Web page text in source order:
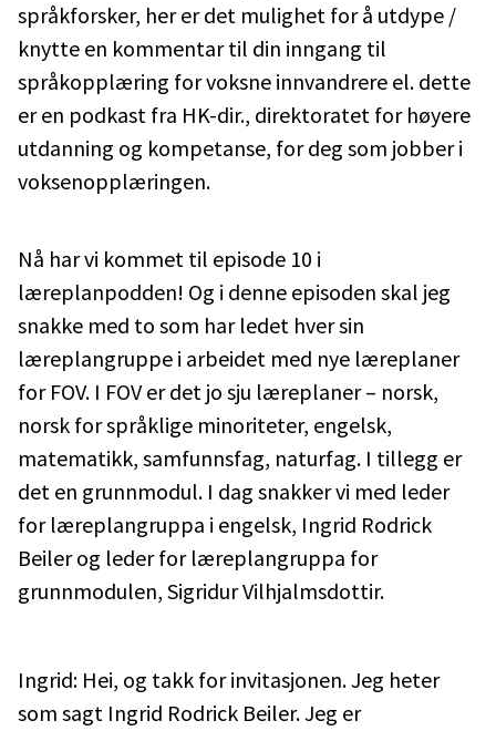
språkforsker, her er det mulighet for å utdype /
knytte en kommentar til din inngang til
språkopplæring for voksne innvandrere el. dette
er en podkast fra HK-dir., direktoratet for høyere
utdanning og kompetanse, for deg som jobber i
voksenopplæringen.
Nå har vi kommet til episode 10 i
læreplanpodden! Og i denne episoden skal jeg
snakke med to som har ledet hver sin
læreplangruppe i arbeidet med nye læreplaner
for FOV. I FOV er det jo sju læreplaner – norsk,
norsk for språklige minoriteter, engelsk,
matematikk, samfunnsfag, naturfag. I tillegg er
det en grunnmodul. I dag snakker vi med leder
for læreplangruppa i engelsk, Ingrid Rodrick
Beiler og leder for læreplangruppa for
grunnmodulen, Sigridur Vilhjalmsdottir.
Ingrid: Hei, og takk for invitasjonen. Jeg heter
som sagt Ingrid Rodrick Beiler. Jeg er